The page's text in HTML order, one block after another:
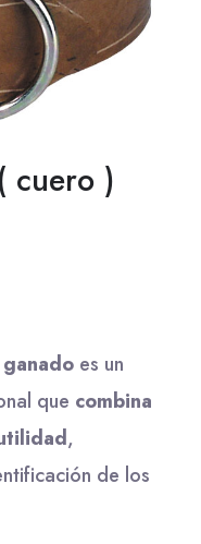
cuero )
es un
que combina
,
de los